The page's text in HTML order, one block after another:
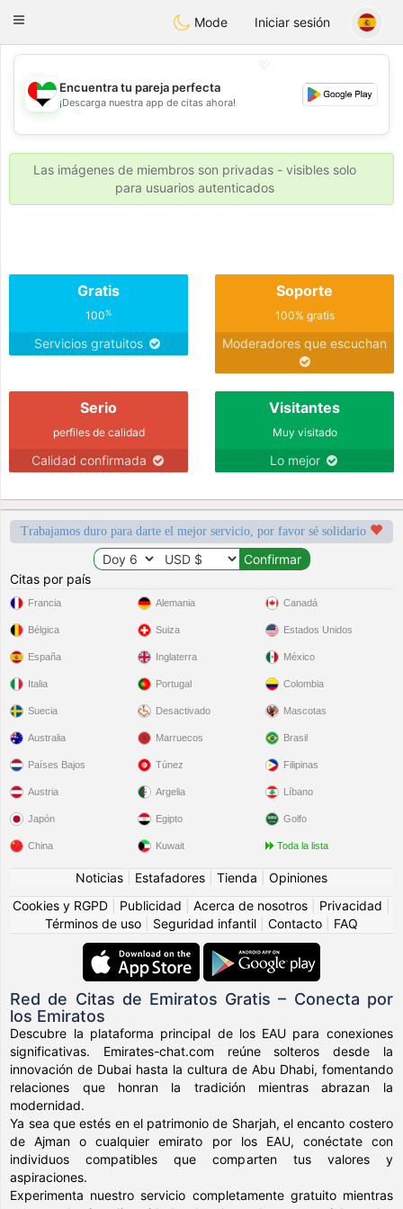
Emirates Chat
Toggle
Mode Iniciar sesión
💖
💕
💕
Encuentra tu pareja perfecta
¡Descarga nuestra app de citas ahora!
Las imágenes de miembros son privadas - visibles solo
para usuarios autenticados
Gratis
100%
Servicios gratuitos
Soporte
100% gratis
Moderadores que escuchan
Serio
perfiles de calidad
Calidad confirmada
Visitantes
Muy visitado
Lo mejor
Trabajamos duro para darte el mejor servicio, por favor sé solidario
Citas por país
Francia
Bélgica
España
Italia
Suecia
Alemania
Suiza
Inglaterra
Portugal
Desactivado
Canadá
Estados Unidos
México
Colombia
Mascotas
Australia
Países Bajos
Austria
Japón
China
Marruecos
Túnez
Argelia
Egipto
Kuwait
Brasil
Filipinas
Líbano
Golfo
Toda la lista
Noticias Estafadores Tienda
Opiniones
Cookies y RGPD
Publicidad Acerca de nosotros Privacidad
Términos de uso
Seguridad infantil Contacto FAQ
Red de Citas de Emiratos Gratis – Conecta por
los Emiratos
Descubre la plataforma principal de los EAU para conexiones
significativas. Emirates-chat.com reúne solteros desde la
innovación de Dubai hasta la cultura de Abu Dhabi, fomentando
relaciones que honran la tradición mientras abrazan la
modernidad.
Ya sea que estés en el patrimonio de Sharjah, el encanto costero
de Ajman o cualquier emirato por los EAU, conéctate con
individuos compatibles que comparten tus valores y
aspiraciones.
Experimenta nuestro servicio completamente gratuito mientras